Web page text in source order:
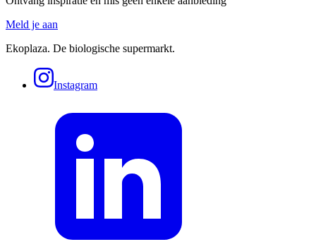
Meld je aan
Ekoplaza. De biologische supermarkt.
Instagram